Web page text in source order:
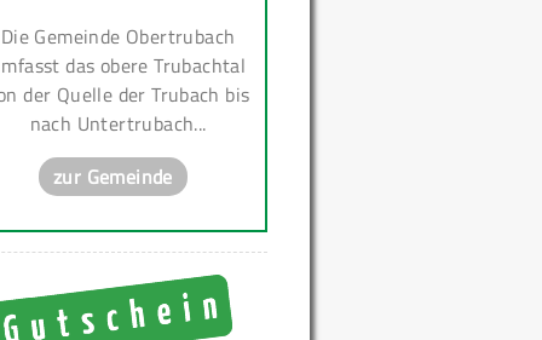
Die Gemeinde Obertrubach
das obere Trubachtal
der Quelle der Trubach bis
nach Untertrubach...
zur Gemeinde